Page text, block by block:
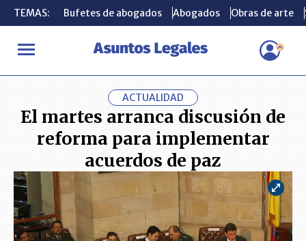
TEMAS: Bufetes de abogados Abogados Obras de arte
INICIO ACTUALIDAD El martes arranca discusión de reforma
TEMAS: Bufetes de abogados Abogados Obras de arte
ACTUALIDAD
El martes arranca discusión de
reforma para implementar
acuerdos de paz